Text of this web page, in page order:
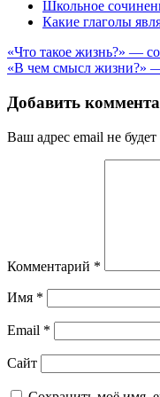
Школьное
Какие глаголы
Навигация
по
записям
«Что такое жизнь?» —
«В чем смысл жизни?»
Добавить
Ваш адрес email не
Комментарий *
Имя *
Email *
Сайт